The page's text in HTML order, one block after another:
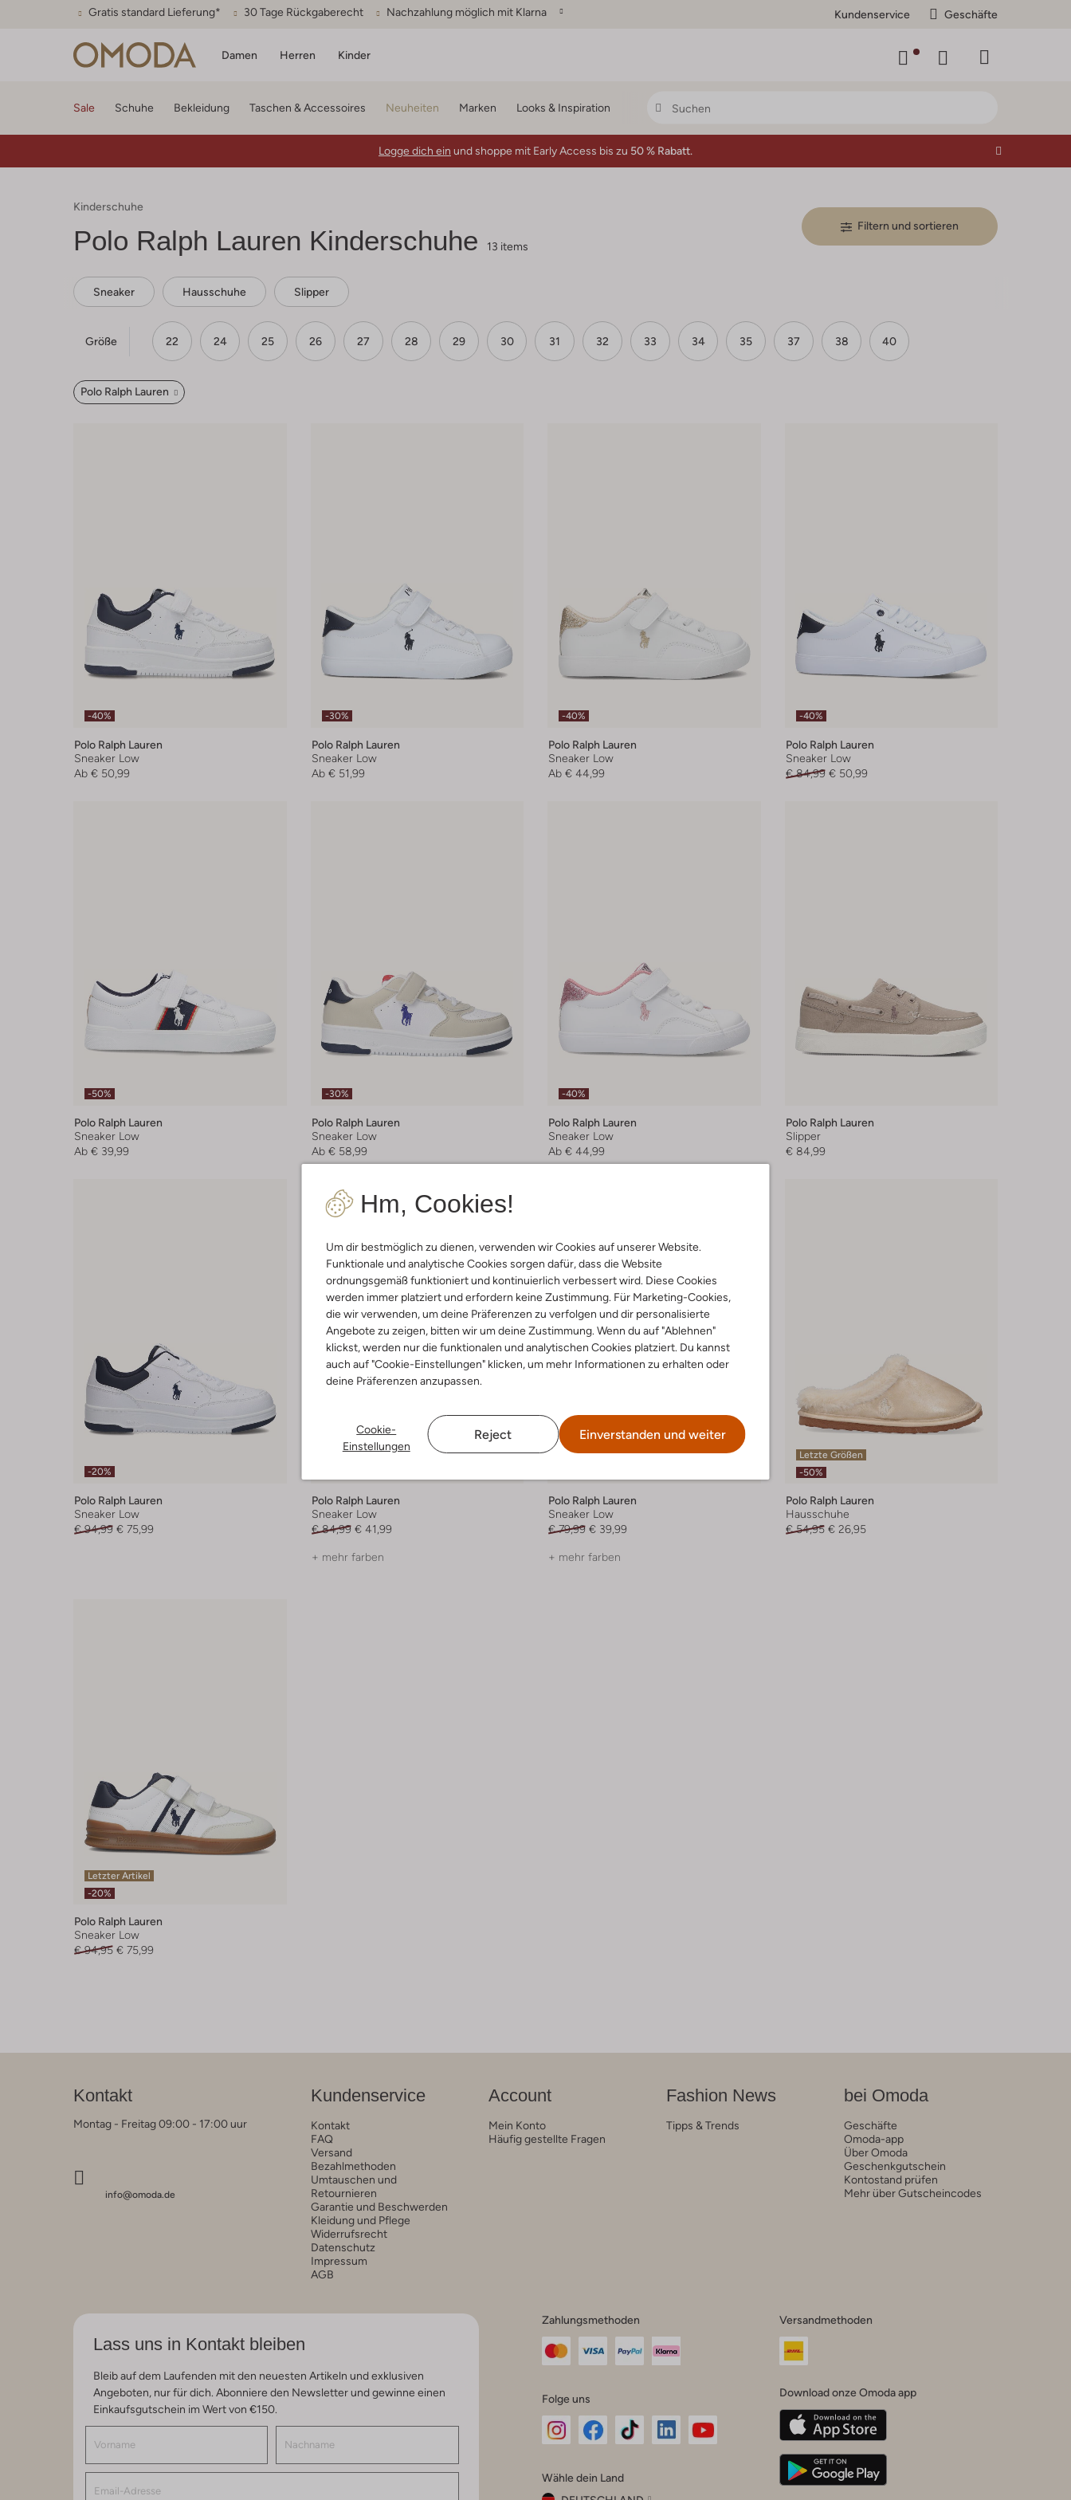
Gratis standard Lieferung* 30 Tage Rückgaberecht Nachzahlung möglich mit Klarna Kundenservice Geschäfte
Damen Herren Kinder
Hm, Cookies!
Um dir bestmöglich zu dienen, verwenden wir Cookies auf unserer Website.
Funktionale und analytische Cookies sorgen dafür, dass die Website
ordnungsgemäß funktioniert und kontinuierlich verbessert wird. Diese Cookies
werden immer platziert und erfordern keine Zustimmung. Für Marketing-Cookies,
die wir verwenden, um deine Präferenzen zu verfolgen und dir personalisierte
Angebote zu zeigen, bitten wir um deine Zustimmung. Wenn du auf "Ablehnen"
klickst, werden nur die funktionalen und analytischen Cookies platziert. Du kannst
auch auf "Cookie-Einstellungen" klicken, um mehr Informationen zu erhalten oder
deine Präferenzen anzupassen.
Cookie-
Einstellungen
Reject Einverstanden und weiter
Sale Schuhe Bekleidung Taschen & Accessoires Neuheiten Marken Looks & Inspiration
Logge dich ein und shoppe mit Early Access bis zu 50 % Rabatt.
Kinderschuhe
Polo Ralph Lauren Kinderschuhe 13 items
Filtern und sortieren
Sneaker Hausschuhe Slipper
Größe 22 24 25 26 27 28 29 30 31 32 33 34 35 37 38 40
Polo Ralph Lauren
-40%
Polo Ralph Lauren
Sneaker Low
Ab € 50,99
-30%
Polo Ralph Lauren
Sneaker Low
Ab € 51,99
-40%
Polo Ralph Lauren
Sneaker Low
Ab € 44,99
-40%
Polo Ralph Lauren
Sneaker Low
€ 84,99 € 50,99
-50%
Polo Ralph Lauren
Sneaker Low
Ab € 39,99
-30%
Polo Ralph Lauren
Sneaker Low
Ab € 58,99
-40%
Polo Ralph Lauren
Sneaker Low
Ab € 44,99
Polo Ralph Lauren
Slipper
€ 84,99
-20%
Polo Ralph Lauren
Sneaker Low
€ 94,99 € 75,99
Polo Ralph Lauren
Sneaker Low
€ 84,99 € 41,99
+ mehr farben
Polo Ralph Lauren
Sneaker Low
€ 79,99 € 39,99
+ mehr farben
Letzte Größen
-50%
Polo Ralph Lauren
Hausschuhe
€ 54,95 € 26,95
Letzter Artikel
-20%
Polo Ralph Lauren
Sneaker Low
€ 94,95 € 75,99
Kontakt
Montag - Freitag 09:00 - 17:00 uur
info@omoda.de
Kundenservice
Kontakt
FAQ
Versand
Bezahlmethoden
Umtauschen und
Retournieren
Garantie und Beschwerden
Kleidung und Pflege
Widerrufsrecht
Datenschutz
Impressum
AGB
Account
Mein Konto
Häufig gestellte Fragen
Fashion News
Tipps & Trends
bei Omoda
Geschäfte
Omoda-app
Über Omoda
Geschenkgutschein
Kontostand prüfen
Mehr über Gutscheincodes
Lass uns in Kontakt bleiben
Bleib auf dem Laufenden mit den neuesten Artikeln und exklusiven
Angeboten, nur für dich. Abonniere den Newsletter und gewinne einen
Einkaufsgutschein im Wert von €150.
Zahlungsmethoden
Folge uns
Instagram
Facebook
TikTok
Wähle dein Land
Versandmethoden
Download onze Omoda app